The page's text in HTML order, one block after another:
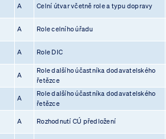
A Celní útvar včetně role a typu dopravy
A Role celního úřadu
A Role DIC
A
Role dalšího účastníka dodavatelského
řetězce
A
Role dalšího účastníka dodavatelského
řetězce
A Rozhodnutí CÚ předložení